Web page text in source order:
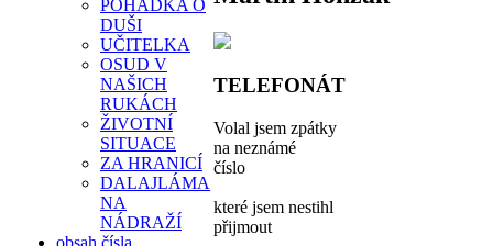
POHÁDKA O
DUŠI
UČITELKA
OSUD V
NAŠICH
RUKÁCH
ŽIVOTNÍ
SITUACE
ZA HRANICÍ
DALAJLÁMA
NA
NÁDRAŽÍ
obsah čísla
TELEFONÁT
Volal jsem zpátky
na neznámé
číslo
které jsem nestihl
přijmout